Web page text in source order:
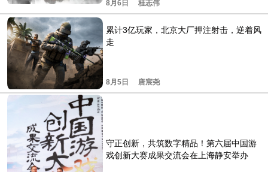
8月6日 桂志伟
累计3亿玩家，北京大厂押注射击，逆着风
走
8月5日 唐宸尧
守正创新，共筑数字精品！第六届中国游
戏创新大赛成果交流会在上海静安举办